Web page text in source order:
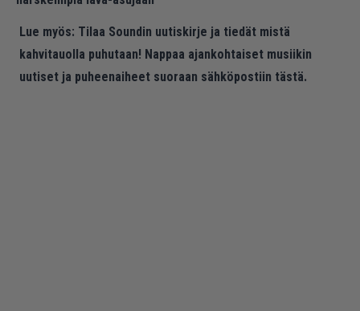
Lue myös: Tilaa Soundin uutiskirje ja tiedät mistä
kahvitauolla puhutaan! Nappaa ajankohtaiset musiikin
uutiset ja puheenaiheet suoraan sähköpostiin tästä.